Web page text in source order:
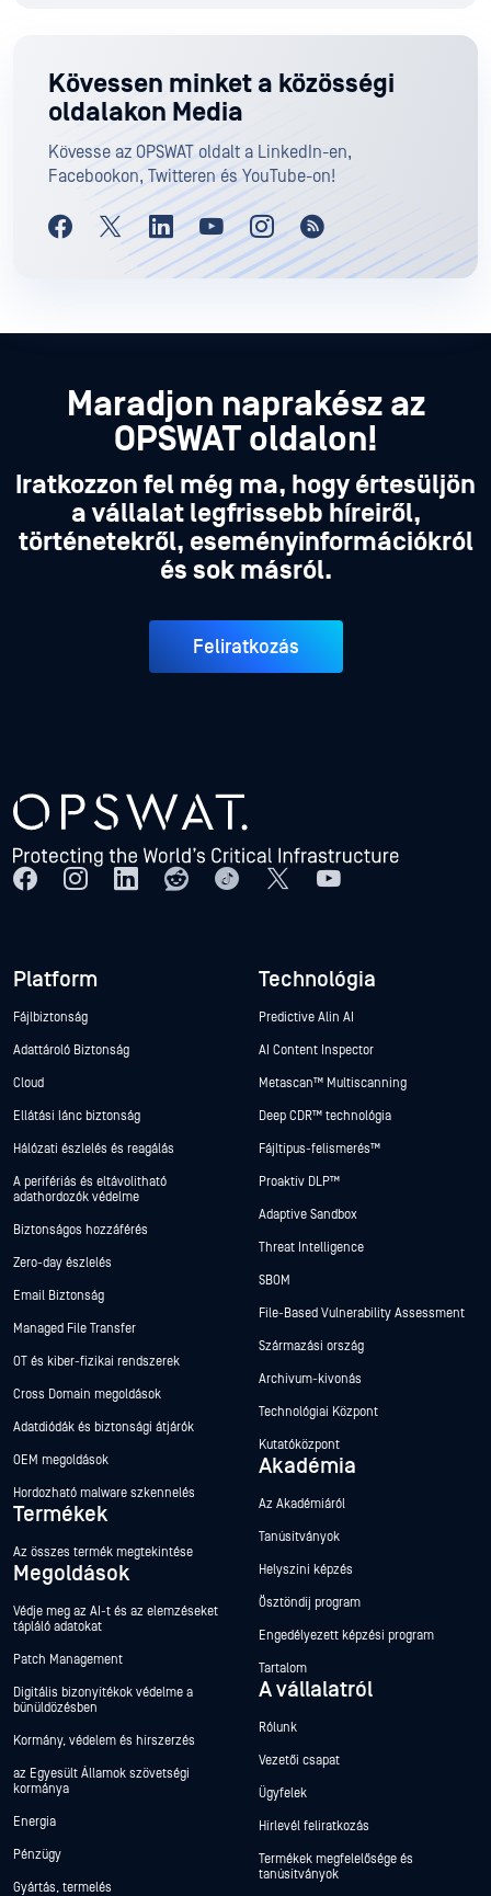
Kövessen minket a közösségi
oldalakon Media
Kövesse az OPSWAT oldalt a LinkedIn-en,
Facebookon, Twitteren és YouTube-on!
Maradjon naprakész az
OPSWAT oldalon!
Iratkozzon fel még ma, hogy értesüljön
a vállalat legfrissebb híreiről,
történetekről, eseményinformációkról
és sok másról.
Feliratkozás
Platform
Fájlbiztonság
Adattároló Biztonság
Cloud
Ellátási lánc biztonság
Hálózati észlelés és reagálás
A perifériás és eltávolítható
adathordozók védelme
Biztonságos hozzáférés
Zero-day észlelés
Email Biztonság
Managed File Transfer
OT és kiber-fizikai rendszerek
Cross Domain megoldások
Adatdiódák és biztonsági átjárók
OEM megoldások
Hordozható malware szkennelés
Termékek
Az összes termék megtekintése
Megoldások
Védje meg az AI-t és az elemzéseket
tápláló adatokat
Patch Management
Digitális bizonyítékok védelme a
bűnüldözésben
Kormány, védelem és hírszerzés
az Egyesült Államok szövetségi
kormánya
Energia
Pénzügy
Gyártás, termelés
Technológia
Predictive Alin AI
AI Content Inspector
Metascan™ Multiscanning
Deep CDR™ technológia
Fájltípus-felismerés™
Proaktív DLP™
Adaptive Sandbox
Threat Intelligence
SBOM
File-Based Vulnerability Assessment
Származási ország
Archívum-kivonás
Technológiai Központ
Kutatóközpont
Akadémia
Az Akadémiáról
Tanúsítványok
Helyszíni képzés
Ösztöndíj program
Engedélyezett képzési program
Tartalom
A vállalatról
Rólunk
Vezetői csapat
Ügyfelek
Hírlevél feliratkozás
Termékek megfelelősége és
tanúsítványok